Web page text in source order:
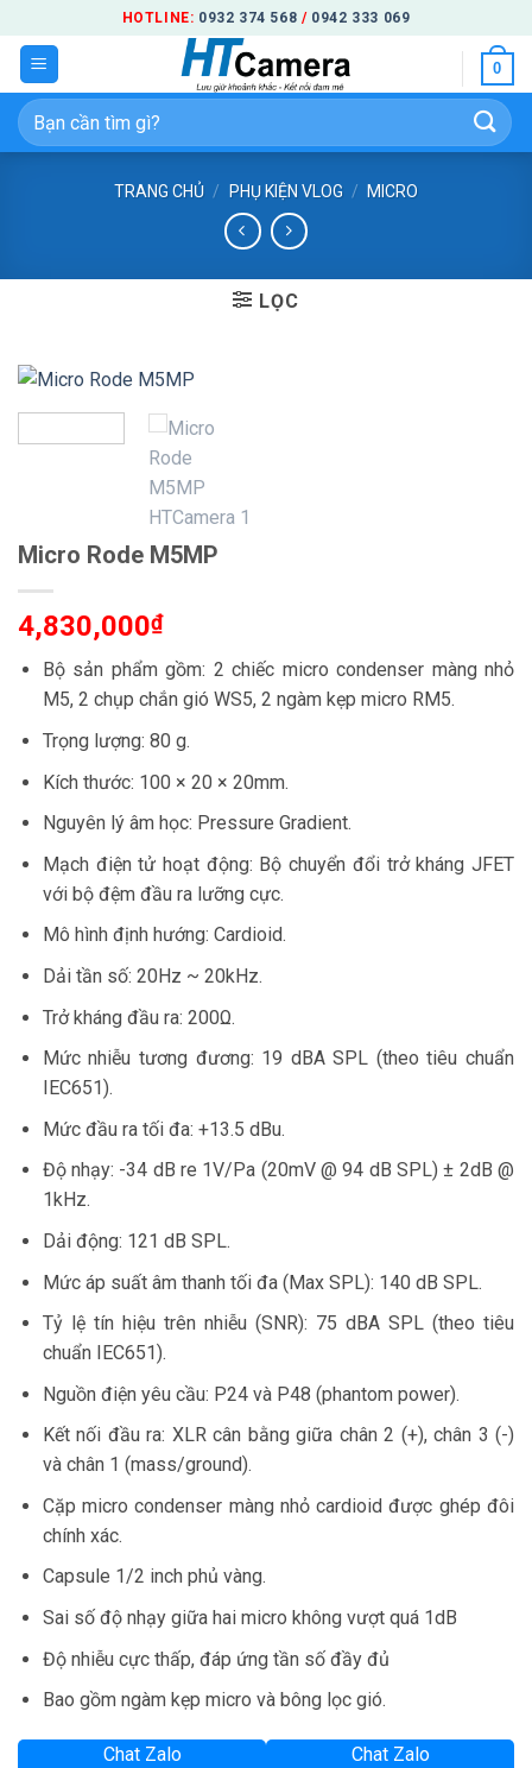
qua
nội
dung
HOTLINE: 0932 374 568 / 0942 333 069
0
Tìm
kiếm:
TRANG CHỦ / PHỤ KIỆN VLOG / MICRO
LỌC
Micro Rode M5MP
4,830,000₫
Bộ sản phẩm gồm: 2 chiếc micro condenser màng nhỏ
M5, 2 chụp chắn gió WS5, 2 ngàm kẹp micro RM5.
Trọng lượng: 80 g.
Kích thước: 100 × 20 × 20mm.
Nguyên lý âm học: Pressure Gradient.
Mạch điện tử hoạt động: Bộ chuyển đổi trở kháng JFET
với bộ đệm đầu ra lưỡng cực.
Mô hình định hướng: Cardioid.
Dải tần số: 20Hz ~ 20kHz.
Trở kháng đầu ra: 200Ω.
Mức nhiễu tương đương: 19 dBA SPL (theo tiêu chuẩn
IEC651).
Mức đầu ra tối đa: +13.5 dBu.
Độ nhạy: -34 dB re 1V/Pa (20mV @ 94 dB SPL) ± 2dB @
1kHz.
Dải động: 121 dB SPL.
Mức áp suất âm thanh tối đa (Max SPL): 140 dB SPL.
Tỷ lệ tín hiệu trên nhiễu (SNR): 75 dBA SPL (theo tiêu
chuẩn IEC651).
Nguồn điện yêu cầu: P24 và P48 (phantom power).
Kết nối đầu ra: XLR cân bằng giữa chân 2 (+), chân 3 (-)
và chân 1 (mass/ground).
Cặp micro condenser màng nhỏ cardioid được ghép đôi
chính xác.
Capsule 1/2 inch phủ vàng.
Sai số độ nhạy giữa hai micro không vượt quá 1dB
Độ nhiễu cực thấp, đáp ứng tần số đầy đủ
Bao gồm ngàm kẹp micro và bông lọc gió.
Chat Zalo Chat Zalo